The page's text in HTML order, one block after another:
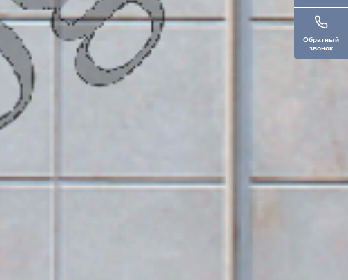
Обратный
звонок